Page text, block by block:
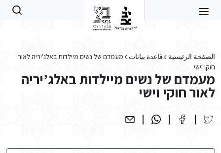
الصفحة الرئيسية قاعدة بيانات
מעמדם של נשים מיילדות באלג'יריה לאור
חוקי וישי
מעמדם של נשים מיילדות באלג’יריה
לאור חוקי וישי